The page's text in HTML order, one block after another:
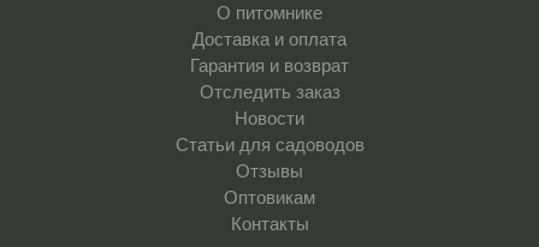
О питомнике
Доставка и оплата
Гарантия и возврат
Отследить заказ
Новости
Статьи для садоводов
Отзывы
Оптовикам
Контакты